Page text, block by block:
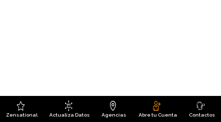
Zensational Actualiza Datos Agencias Abre tu Cuenta Contactos